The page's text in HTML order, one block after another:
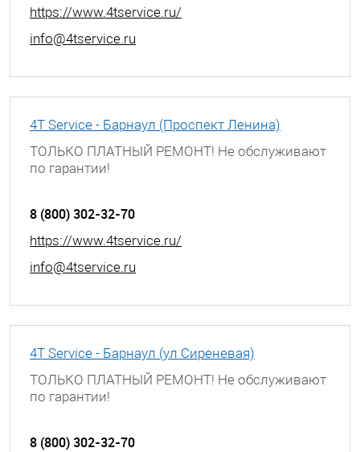
https://www.4tservice.ru/
info@4tservice.ru
4T Service - Барнаул (Проспект Ленина)
ТОЛЬКО ПЛАТНЫЙ РЕМОНТ! Не обслуживают
по гарантии!
8 (800) 302-32-70
https://www.4tservice.ru/
info@4tservice.ru
4T Service - Барнаул (ул Сиреневая)
ТОЛЬКО ПЛАТНЫЙ РЕМОНТ! Не обслуживают
по гарантии!
8 (800) 302-32-70